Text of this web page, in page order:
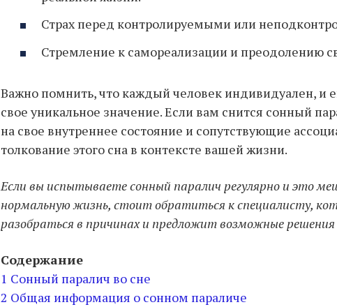
Страх перед контролируемыми или
Стремление к самореализации и преодолению
Важно помнить, что каждый человек индивидуален, и
свое уникальное значение. Если вам снится сонный
на свое внутреннее состояние и сопутствующие
толкование этого сна в контексте вашей жизни.
Если вы испытываете сонный паралич регулярно и это
нормальную жизнь, стоит обратиться к специалисту,
разобраться в причинах и предложит возможные
Содержание
1 Сонный паралич во сне
2 Общая информация о сонном параличе